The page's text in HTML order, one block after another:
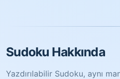
Sudoku Hakkında
Yazdırılabilir Sudoku, aynı